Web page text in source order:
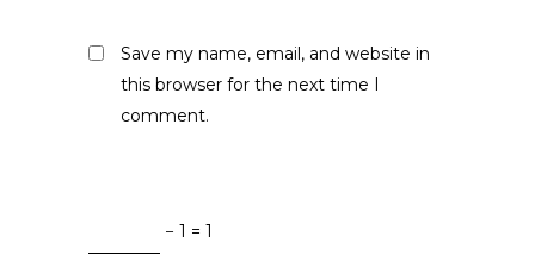
Save my name, email, and website in
this browser for the next time I
comment.
− 1 = 1